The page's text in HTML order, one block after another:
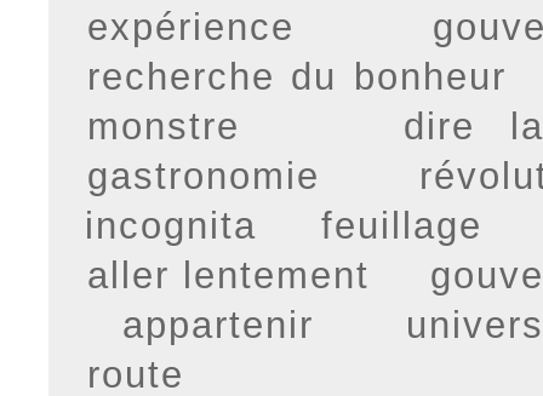
expérience
recherche du bonheur
monstre
dire
gastronomie
incognita
feuillage
aller lentement
appartenir
univers
route